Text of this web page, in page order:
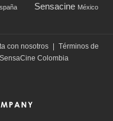
Sensacine México
con nosotros | Términos de
Colombia